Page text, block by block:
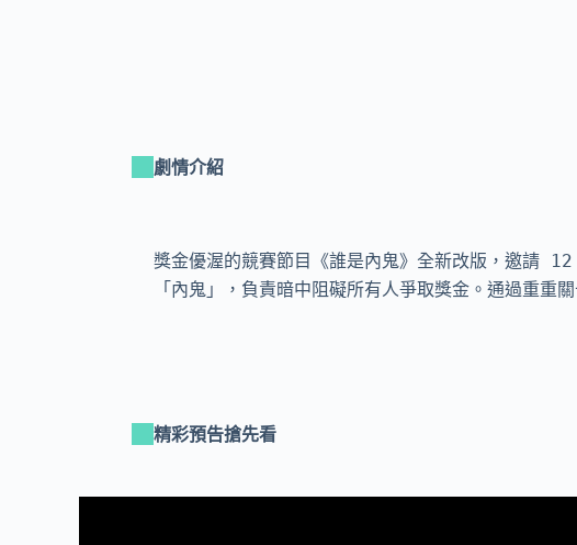
劇情介紹
獎金優渥的競賽節目《誰是內鬼》全新改版，邀請
「內鬼」，負責暗中阻礙所有人爭取獎金。通過重
精彩預告搶先看